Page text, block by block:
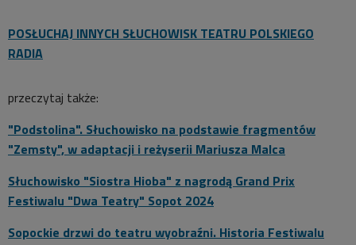
POSŁUCHAJ INNYCH SŁUCHOWISK TEATRU POLSKIEGO
RADIA
przeczytaj także:
"Podstolina". Słuchowisko na podstawie fragmentów
"Zemsty", w adaptacji i reżyserii Mariusza Malca
Słuchowisko "Siostra Hioba" z nagrodą Grand Prix
Festiwalu "Dwa Teatry" Sopot 2024
Sopockie drzwi do teatru wyobraźni. Historia Festiwalu